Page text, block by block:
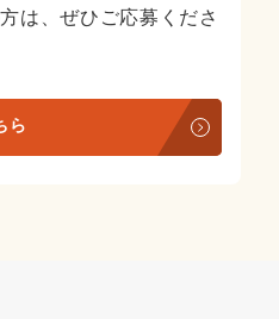
は、ぜひご応募くださ
ら